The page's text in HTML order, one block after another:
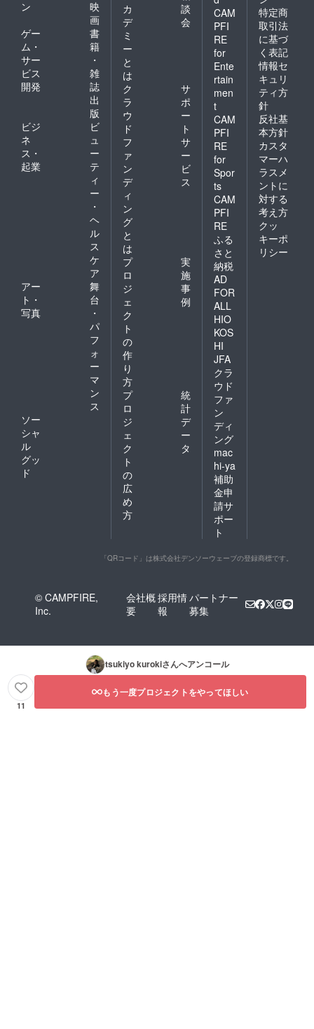
ン
映
画
ゲー
ム・
サー
ビス
開発
書
籍
・
雑
誌
出
版
ビジ
ネ
ス・
起業
ビ
ュ
ー
テ
ィ
ー
・
ヘ
ル
ス
ケ
ア
アー
ト・
写真
舞
台
・
パ
フ
ォ
ー
マ
ン
ス
ソー
シャ
ル
グッ
ド
カ
デ
ミ
ー
と
は
談
会
ク
ラ
ウ
ド
フ
ァ
ン
デ
ィ
ン
グ
と
は
サ
ポ
ー
ト
サ
ー
ビ
ス
プ
ロ
ジ
ェ
ク
ト
の
作
り
方
実
施
事
例
プ
ロ
ジ
ェ
ク
ト
の
広
め
方
統
計
デ
ー
タ
CAM
PFI
RE
for
Ente
rtain
men
t
CAM
PFI
RE
for
Spor
ts
CAM
PFI
RE
ふる
さと
納税
AD
FOR
ALL
HIO
KOS
HI
JFA
クラ
ウド
ファ
ン
ディ
ング
mac
hi-ya
補助
金申
請サ
ポー
ト
特定商
取引法
に基づ
く表記
情報セ
キュリ
ティ方
針
反社基
本方針
カスタ
マーハ
ラスメ
ントに
対する
考え方
クッ
キーポ
リシー
「QRコード」は株式会社デンソーウェーブの登録商標です。
© CAMPFIRE,
Inc.
会社概
要
採用情
報
パートナー
募集
tsukiyo kurokiさんへアンコール
11
もう一度プロジェクトをやってほしい